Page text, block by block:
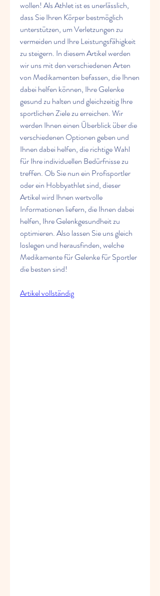
wollen! Als Athlet ist es unerlässlich,
dass Sie Ihren Körper bestmöglich
unterstützen, um Verletzungen zu
vermeiden und Ihre Leistungsfähigkeit
zu steigern. In diesem Artikel werden
wir uns mit den verschiedenen Arten
von Medikamenten befassen, die Ihnen
dabei helfen können, Ihre Gelenke
gesund zu halten und gleichzeitig Ihre
sportlichen Ziele zu erreichen. Wir
werden Ihnen einen Überblick über die
verschiedenen Optionen geben und
Ihnen dabei helfen, die richtige Wahl
für Ihre individuellen Bedürfnisse zu
treffen. Ob Sie nun ein Profisportler
oder ein Hobbyathlet sind, dieser
Artikel wird Ihnen wertvolle
Informationen liefern, die Ihnen dabei
helfen, Ihre Gelenkgesundheit zu
optimieren. Also lassen Sie uns gleich
loslegen und herausfinden, welche
Medikamente für Gelenke für Sportler
die besten sind!
Artikel vollständig